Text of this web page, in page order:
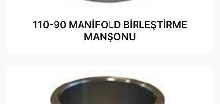
110-90 MANİFOLD BİRLEŞTİRME
MANŞONU